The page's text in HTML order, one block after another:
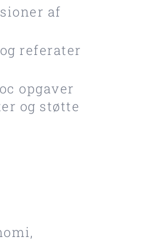
af
referater
opgaver
og støtte